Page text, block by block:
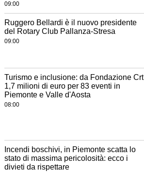
09:00
Ruggero Bellardi è il nuovo presidente
del Rotary Club Pallanza-Stresa
09:00
Turismo e inclusione: da Fondazione Crt
1,7 milioni di euro per 83 eventi in
Piemonte e Valle d'Aosta
08:00
Incendi boschivi, in Piemonte scatta lo
stato di massima pericolosità: ecco i
divieti da rispettare